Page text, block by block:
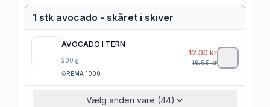
1 stk avocado - skåret i skiver
AVOCADO I TERN
200 g
REMA 1000
12.00 kr
16.95kr
Vælg anden vare (44)